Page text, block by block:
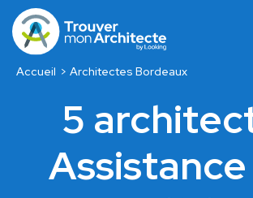
Accueil Architectes Bordeaux
5
Assistance